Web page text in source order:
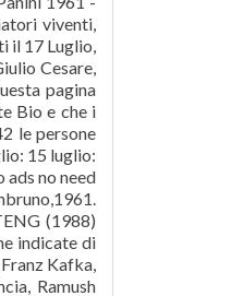
viventi,
il 17 Luglio,
Cesare,
pagina
Bio e che i
le persone
15 luglio:
no need
(1988)
indicate di
Kafka,
Ramush